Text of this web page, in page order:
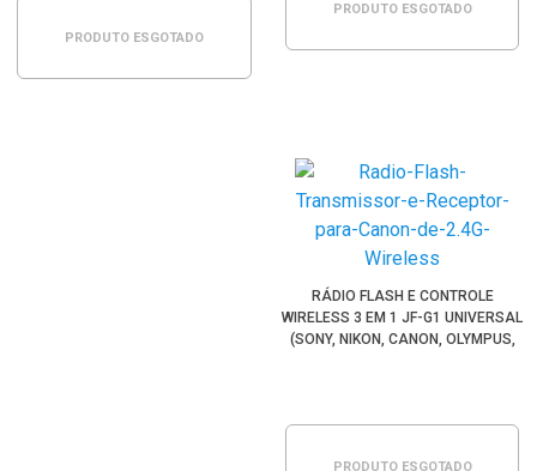
PRODUTO ESGOTADO
PRODUTO ESGOTADO
RÁDIO FLASH E CONTROLE
WIRELESS 3 EM 1 JF-G1 UNIVERSAL
(SONY, NIKON, CANON, OLYMPUS,
PRODUTO ESGOTADO